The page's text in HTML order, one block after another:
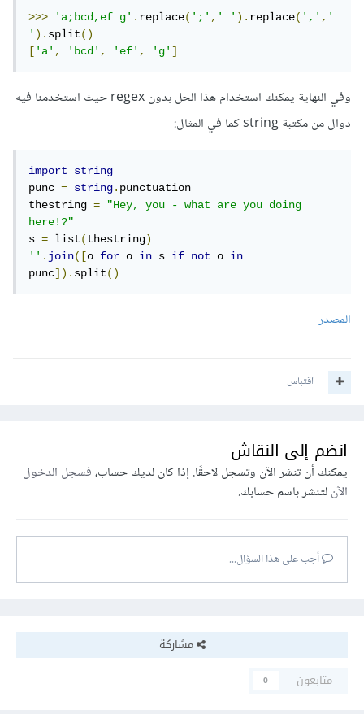
>>> 'a;bcd,ef g'.replace(';',' ').replace(',','
').split()
['a', 'bcd', 'ef', 'g']
وفي النهاية يمكنك استخدام هذا الحل بدون regex حيث استخدمنا فيه
دوال من مكتبة string كما في المثال:
import
string
punc = string.punctuation
thestring =
"Hey, you - what are you doing
here!?"
s = list(thestring)
''.join([o for o in s if not o in
punc]).split()
المصدر
اقتباس
انضم إلى النقاش
يمكنك أن تنشر الآن وتسجل لاحقًا. إذا كان لديك حساب،فسجل الدخول
الآنلتنشر باسم حسابك.
أجب على هذا السؤال...
مشاركة
متابعون
0